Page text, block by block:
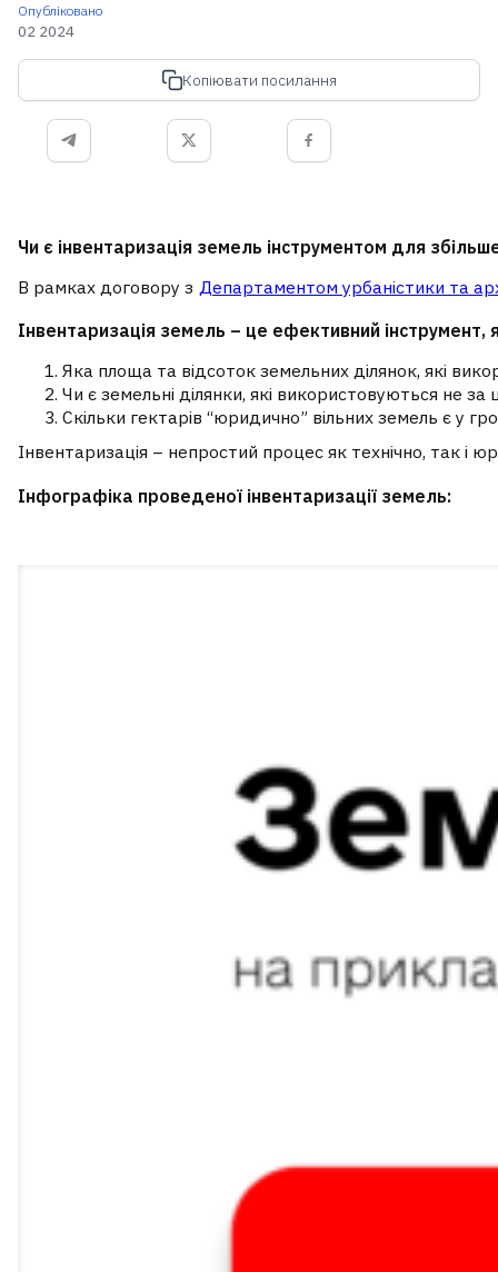
Опубліковано
02 2024
Копіювати посилання
Чи є інвентаризація земель інструментом для
В рамках договору з Департаментом урбаністики та
Інвентаризація земель – це ефективний інструмент,
Яка площа та відсоток земельних ділянок, які
Чи є земельні ділянки, які використовуються не
Скільки гектарів “юридично” вільних земель є у
Інвентаризація – непростий процес як технічно, так
Інфографіка проведеної інвентаризації земель: